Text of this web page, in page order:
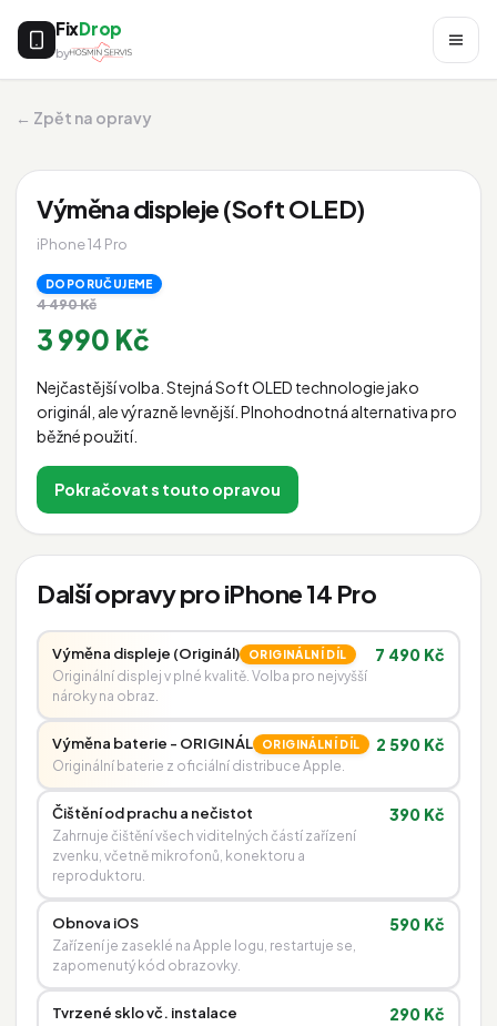
FixDrop
by
← Zpět na opravy
Výměna displeje (Soft OLED)
iPhone 14 Pro
DOPORUČUJEME
4 490 Kč
3 990 Kč
Nejčastější volba. Stejná Soft OLED technologie jako
originál, ale výrazně levnější. Plnohodnotná alternativa pro
běžné použití.
Pokračovat s touto opravou
Další opravy pro iPhone 14 Pro
Výměna displeje (Originál) ORIGINÁLNÍ DÍL
Originální displej v plné kvalitě. Volba pro nejvyšší
nároky na obraz.
7 490 Kč
Výměna baterie - ORIGINÁL ORIGINÁLNÍ DÍL
Originální baterie z oficiální distribuce Apple.
2 590 Kč
Čištění od prachu a nečistot
Zahrnuje čištění všech viditelných částí zařízení
zvenku, včetně mikrofonů, konektoru a
reproduktoru.
390 Kč
Obnova iOS
Zařízení je zaseklé na Apple logu, restartuje se,
zapomenutý kód obrazovky.
590 Kč
Tvrzené sklo vč. instalace 290 Kč